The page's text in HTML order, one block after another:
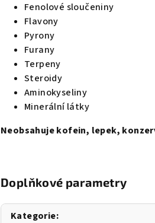
Fenolové sloučeniny
Flavony
Pyrony
Furany
Terpeny
Steroidy
Aminokyseliny
Minerální látky
Neobsahuje kofein, lepek,
Doplňkové parametry
Kategorie: